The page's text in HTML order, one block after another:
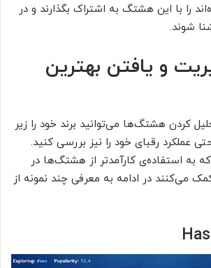
را با این هشتگ به اشتراک بگذارند و در
شوند.
و یافتن بهترین
کردن هشتگ‌ها می‌توانید برند خود را زیر
عملکرد رقبای خود را نیز بررسی کنید.
که به استفاده‌ی کارآمدتر از هشتگ‌ها در
می‌کنند در ادامه به معرفی چند نمونه از